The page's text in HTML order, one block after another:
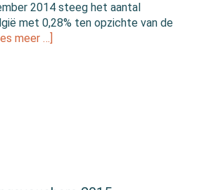
2014 steeg het aantal
met 0,28% ten opzichte van de
meer …]